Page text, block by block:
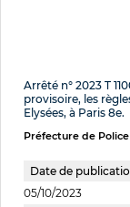
Arrêté n° 2023 T
provisoire, les
Elysées, à Paris 8e.
Préfecture de Police
Date de
05/10/2023